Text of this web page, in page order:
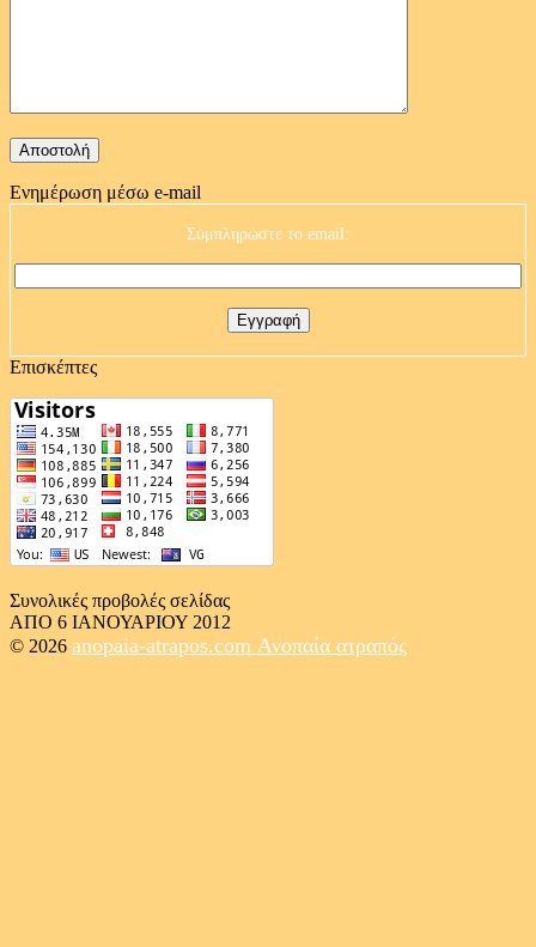
Ενημέρωση μέσω e-mail
Συμπληρώστε το email:
Επισκέπτες
Συνολικές προβολές σελίδας
ΑΠΟ 6 ΙΑΝΟΥΑΡΙΟΥ 2012
© 2026 anopaia-atrapos.com Ανοπαία ατραπός